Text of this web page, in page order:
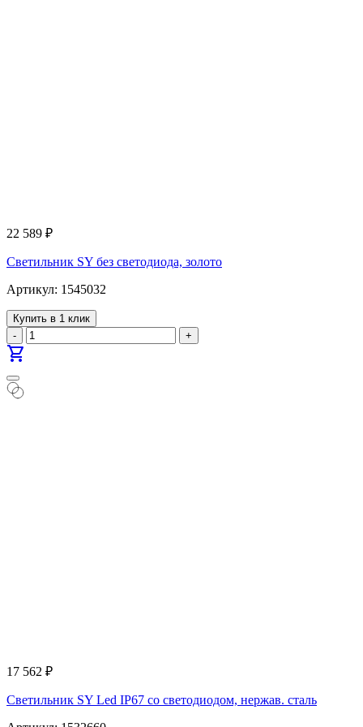
22 589 ₽
Светильник SY без светодиода, золото
Артикул: 1545032
Купить в 1 клик
-
+
shopping_cart
17 562 ₽
Светильник SY Led IP67 со светодиодом, нержав. сталь